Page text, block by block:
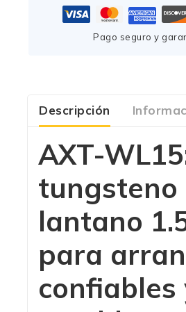
Pago seguro y
Descripción
AXT-
tungsteno
lantano
para
confiables